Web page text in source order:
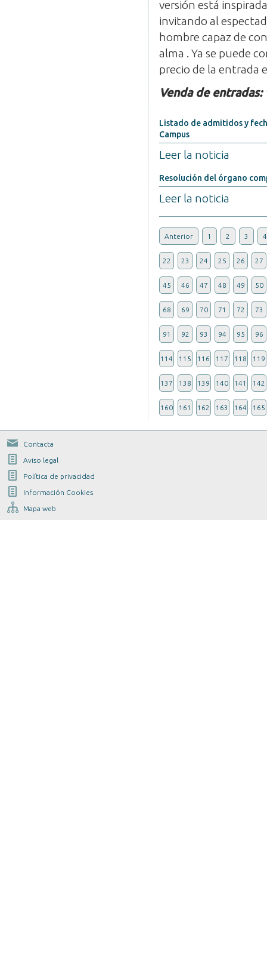
versión está
invitando al
hombre capaz de
alma . Ya se puede
precio de la entrada
Venda de entradas:
Listado de admitidos y
Campus
Leer la noticia
Resolución del órgano
Leer la noticia
Anterior 1 2 3 4
22 23 24 25 26 27
45 46 47 48 49 50
68 69 70 71 72 73
91 92 93 94 95 96
114 115 116 117 118 119
137 138 139 140 141 142
160 161 162 163 164 165
Contacta
Aviso legal
Política de privacidad
Información Cookies
Mapa web